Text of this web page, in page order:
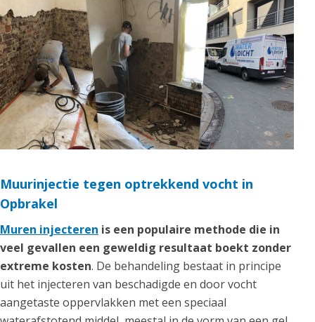
Muurinjectie tegen optrekkend vocht in
Opbrakel
Muren injecteren is een populaire methode die in
veel gevallen een geweldig resultaat boekt zonder
extreme kosten. De behandeling bestaat in principe
uit het injecteren van beschadigde en door vocht
aangetaste oppervlakken met een speciaal